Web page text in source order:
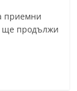
приемни
ще продължи